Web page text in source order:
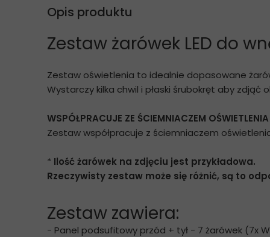
Opis produktu
Zestaw żarówek LED do
Zestaw oświetlenia to idealnie dopasowane
Wystarczy kilka chwil i płaski śrubokręt aby zdjąć
WSPÓŁPRACUJE ZE ŚCIEMNIACZEM OŚWIETLENIA
Zestaw współpracuje z ściemniaczem
* Ilość żarówek na zdjęciu jest przykładowa.
Rzeczywisty zestaw może się różnić, są to
Zestaw zawiera:
- Panel podsufitowy przód + tył - 7 żarówek (7x